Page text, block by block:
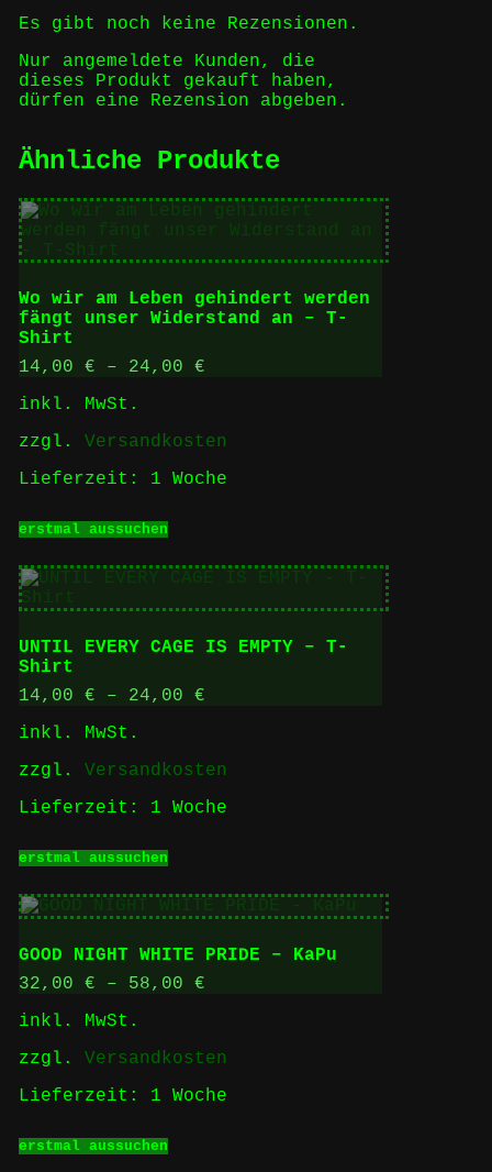
Es gibt noch keine Rezensionen.
Nur angemeldete Kunden, die
dieses Produkt gekauft haben,
dürfen eine Rezension abgeben.
Ähnliche Produkte
Wo wir am Leben gehindert werden
fängt unser Widerstand an – T-
Shirt
14,00 € – 24,00 €
inkl. MwSt.
zzgl. Versandkosten
Lieferzeit: 1 Woche
erstmal aussuchenProdukt
mehrere
auf.
Optionen
auf
werden
UNTIL EVERY CAGE IS EMPTY – T-
Shirt
14,00 € – 24,00 €
inkl. MwSt.
zzgl. Versandkosten
Lieferzeit: 1 Woche
erstmal aussuchenProdukt
mehrere
Varianten
auf.
Die
Optionen
Produktseite
werden
GOOD NIGHT WHITE PRIDE – KaPu
32,00 € – 58,00 €
inkl. MwSt.
zzgl. Versandkosten
Lieferzeit: 1 Woche
erstmal aussuchenProdukt